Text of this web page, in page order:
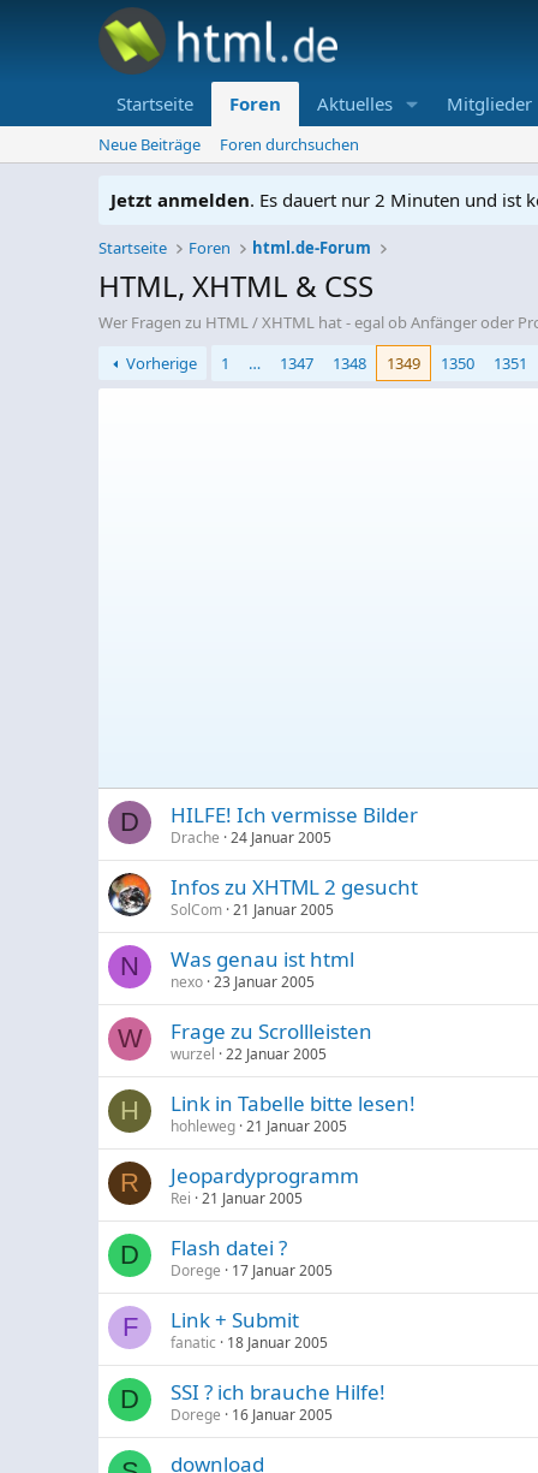
Startseite Foren Aktuelles Mitglieder
Neue Beiträge Foren durchsuchen
Jetzt anmelden. Es dauert nur 2 Minuten und ist
Startseite Foren html.de-Forum
HTML, XHTML & CSS
Wer Fragen zu HTML / XHTML hat - egal ob Anfänger oder
Vorherige
1 … 1347 1348 1349 1350 1351
D HILFE! Ich vermisse Bilder
Drache 24 Januar 2005
Infos zu XHTML 2 gesucht
SolCom 21 Januar 2005
N Was genau ist html
nexo 23 Januar 2005
W Frage zu Scrollleisten
wurzel 22 Januar 2005
H Link in Tabelle bitte lesen!
hohleweg 21 Januar 2005
R Jeopardyprogramm
Rei 21 Januar 2005
D Flash datei ?
Dorege 17 Januar 2005
F Link + Submit
fanatic 18 Januar 2005
D SSI ? ich brauche Hilfe!
Dorege 16 Januar 2005
download